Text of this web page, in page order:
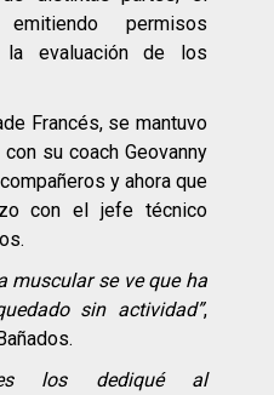
permisos
la evaluación de los
Francés, se mantuvo
su coach Geovanny
y ahora que
con el jefe técnico
muscular se ve que ha
sin actividad”,
los dediqué al